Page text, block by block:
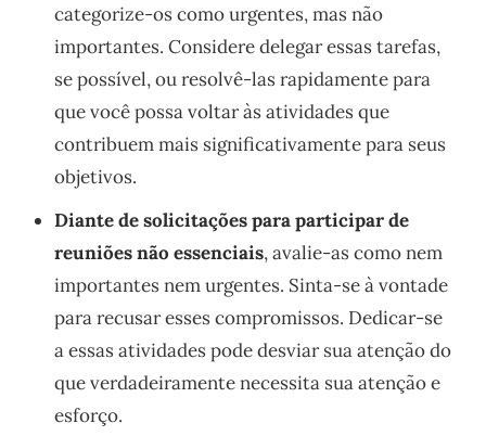
categorize-os como urgentes, mas não
importantes. Considere delegar essas tarefas,
se possível, ou resolvê-las rapidamente para
que você possa voltar às atividades que
contribuem mais significativamente para seus
objetivos.
Diante de solicitações para participar de
reuniões não essenciais, avalie-as como nem
importantes nem urgentes. Sinta-se à vontade
para recusar esses compromissos. Dedicar-se
a essas atividades pode desviar sua atenção do
que verdadeiramente necessita sua atenção e
esforço.